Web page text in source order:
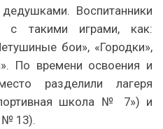
Воспитанники
с такими играми, как:
бои», «Городки»,
По времени освоения и
разделили лагеря
школа № 7») и
13).